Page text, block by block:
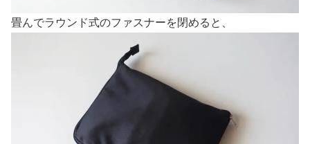
畳んでラウンド式のファスナーを閉めると、